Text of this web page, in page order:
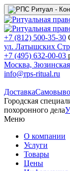
+7 (812) 500-35-30
ул. Латышских
+7 (495) 632-00-03
Москва,
info@rps-ritual.ru
Доставка
Городская
похоронного дела
Меню
О компании
Услуги
Товары
Цены